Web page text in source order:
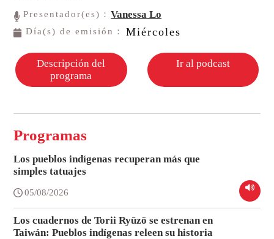
Presentador(es)：Vanessa Lo
Día(s) de emisión： Miércoles
Descripción del
programa
Ir al podcast
Programas
Los pueblos indígenas recuperan más que
simples tatuajes
05/08/2026
Los cuadernos de Torii Ryūzō se estrenan en
Taiwán: Pueblos indígenas releen su historia